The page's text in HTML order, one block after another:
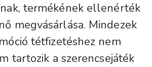
termékének ellenérték
megvásárlása. Mindezek
tétfizetéshez nem
tartozik a szerencsejáték